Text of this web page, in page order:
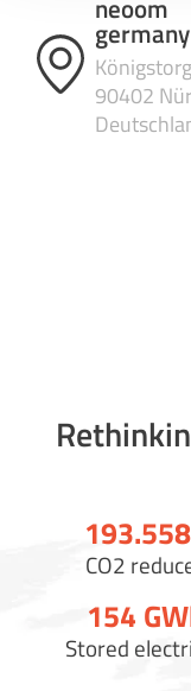
neoom
90402
193.558
CO2
154
Stored